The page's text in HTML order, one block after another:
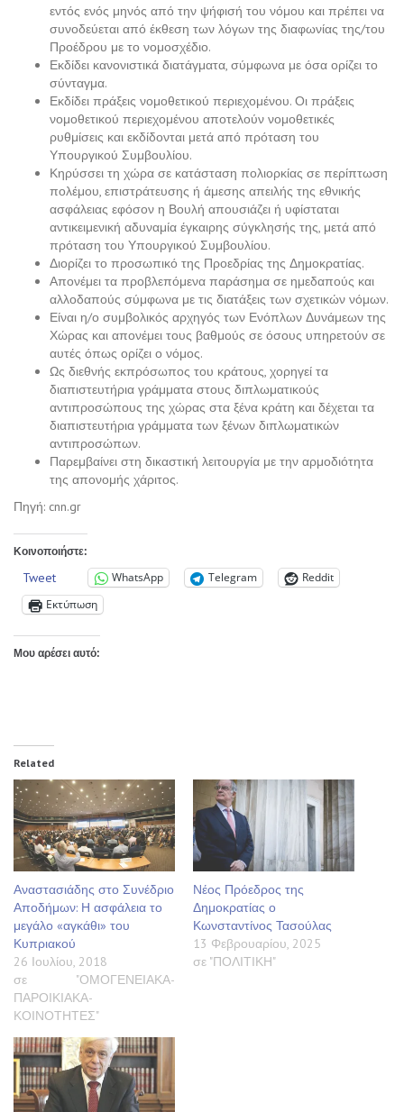
εντός ενός μηνός από την ψήφισή του νόμου και πρέπει να
συνοδεύεται από έκθεση των λόγων της διαφωνίας της/του
Προέδρου με το νομοσχέδιο.
Εκδίδει κανονιστικά διατάγματα, σύμφωνα με όσα ορίζει το
σύνταγμα.
Εκδίδει πράξεις νομοθετικού περιεχομένου. Οι πράξεις
νομοθετικού περιεχομένου αποτελούν νομοθετικές
ρυθμίσεις και εκδίδονται μετά από πρόταση του
Υπουργικού Συμβουλίου.
Κηρύσσει τη χώρα σε κατάσταση πολιορκίας σε περίπτωση
πολέμου, επιστράτευσης ή άμεσης απειλής της εθνικής
ασφάλειας εφόσον η Βουλή απουσιάζει ή υφίσταται
αντικειμενική αδυναμία έγκαιρης σύγκλησής της, μετά από
πρόταση του Υπουργικού Συμβουλίου.
Διορίζει το προσωπικό της Προεδρίας της Δημοκρατίας.
Απονέμει τα προβλεπόμενα παράσημα σε ημεδαπούς και
αλλοδαπούς σύμφωνα με τις διατάξεις των σχετικών νόμων.
Είναι η/ο συμβολικός αρχηγός των Ενόπλων Δυνάμεων της
Χώρας και απονέμει τους βαθμούς σε όσους υπηρετούν σε
αυτές όπως ορίζει ο νόμος.
Ως διεθνής εκπρόσωπος του κράτους, χορηγεί τα
διαπιστευτήρια γράμματα στους διπλωματικούς
αντιπροσώπους της χώρας στα ξένα κράτη και δέχεται τα
διαπιστευτήρια γράμματα των ξένων διπλωματικών
αντιπροσώπων.
Παρεμβαίνει στη δικαστική λειτουργία με την αρμοδιότητα
της απονομής χάριτος.
Πηγή: cnn.gr
Κοινοποιήστε:
Tweet WhatsApp Telegram
Reddit
Εκτύπωση
Μου αρέσει αυτό:
Related
Αναστασιάδης στο Συνέδριο
Αποδήμων: Η ασφάλεια το
μεγάλο «αγκάθι» του
Κυπριακού
26 Ιουλίου, 2018
σε "ΟΜΟΓΕΝΕΙΑΚΑ-
ΠΑΡΟΙΚΙΑΚΑ-
ΚΟΙΝΟΤΗΤΕΣ"
Νέος Πρόεδρος της
Δημοκρατίας ο
Κωνσταντίνος Τασούλας
13 Φεβρουαρίου, 2025
σε "ΠΟΛΙΤΙΚΗ"